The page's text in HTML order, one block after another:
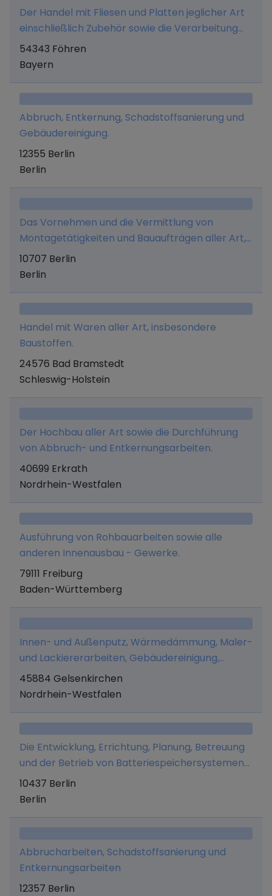
Der Handel mit Fliesen und Platten jeglicher Art
einschließlich Zubehör sowie die Verarbeitung
dieser Produkte, - der Handel mit Sanitär-, Bad-,
Heizungs-, Klima- und Lüftungsartikeln jeglicher
Verarbeitung dieser Produkte, - der Handel mit
Bad-, Wohn- und Tischaccessoires jeglicher Art,
- der Vertrieb, der Handel und die Entwicklung
von EDV-Soft- und Hardware sowie die
Organisationsberatung, - das Speditions-,
Lager- und Frachtführergeschäft im nationalen
und internationalen Bereich sowie die
Bereichen Logistik,
Betriebssicherheit/Arbeitsmedizin und
Repräsentation und Vertretung von Fliesen- und
Sanitärartikelherstellern.
54343 Föhren
Bayern
Abbruch, Entkernung, Schadstoffsanierung und
Gebäudereinigung.
12355 Berlin
Berlin
Das Vornehmen und die Vermittlung von
Montagetätigkeiten und Bauaufträgen aller Art,
insbesondere im Zusammenhang mit Fenstern
und Türen und Photovoltaikanlagen.
10707 Berlin
Berlin
Handel mit Waren aller Art, insbesondere
Baustoffen.
24576 Bad Bramstedt
Schleswig-Holstein
Der Hochbau aller Art sowie die Durchführung
von Abbruch- und Entkernungsarbeiten.
40699 Erkrath
Nordrhein-Westfalen
Ausführung von Rohbauarbeiten sowie alle
anderen Innenausbau - Gewerke.
79111 Freiburg
Baden-Württemberg
Innen- und Außenputz, Wärmedämmung, Maler-
und Lackiererarbeiten, Gebäudereinigung,
Trockenbau, Abbrucharbeiten und
Rohbauarbeiten.
45884 Gelsenkirchen
Nordrhein-Westfalen
Die Entwicklung, Errichtung, Planung, Betreuung
und der Betrieb von Batteriespeichersystemen
sowie damit im Zusammenhang stehender
Photovoltaikanlagen.
10437 Berlin
Berlin
Abbrucharbeiten, Schadstoffsanierung und
Entkernungsarbeiten
12357 Berlin